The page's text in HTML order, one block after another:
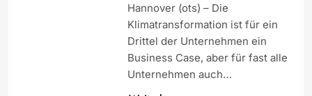
Hannover (ots) – Die
Klimatransformation ist für ein
Drittel der Unternehmen ein
Business Case, aber für fast alle
Unternehmen auch…